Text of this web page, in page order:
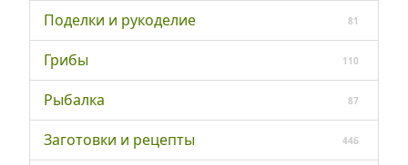
Поделки и рукоделие 81
Грибы 110
Рыбалка 87
Заготовки и рецепты 446